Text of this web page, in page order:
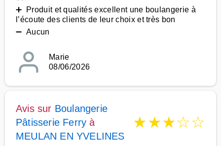
➕ Produit et qualités excellent une boulangerie à
l’écoute des clients de leur choix et très bon
➖ Aucun
Marie
08/06/2026
Avis sur Boulangerie
Pâtisserie Ferry à
MEULAN EN YVELINES
★★★☆☆